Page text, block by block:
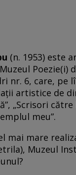
(n. 1953) este
Poezie(i)
nr. 6, care,
artistice de
„Scrisori
meu”.
mai mare
Muzeul